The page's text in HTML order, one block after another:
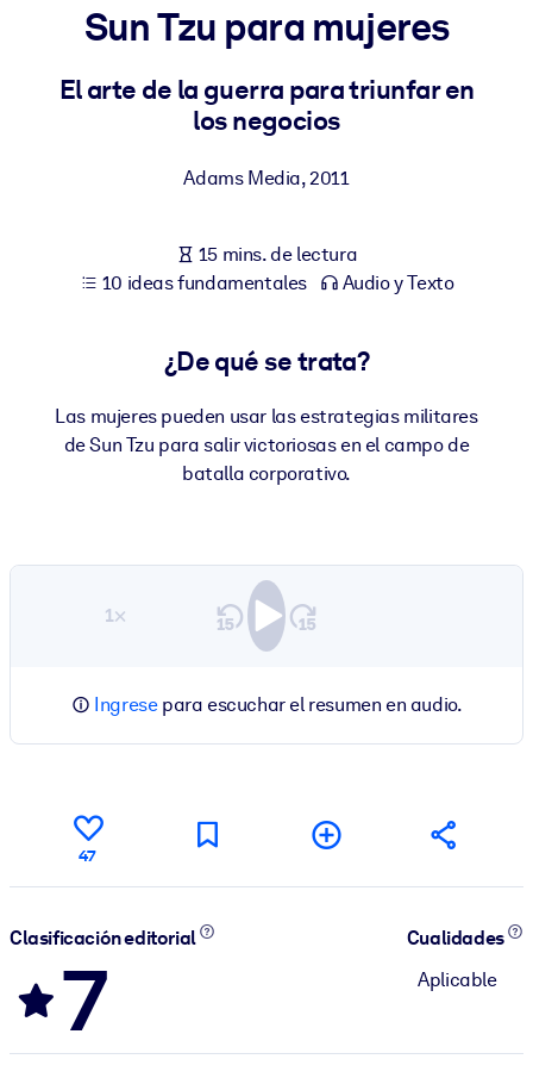
Para LMS/LXP
Integre conocimientos verificados y breves en su LMS/LXP para
Para bibliotecas corporativas
empresariales confiables y listos para usar.
estructurados para mejorar los resultados.
Sun Tzu para mujeres
El arte de la guerra para triunfar en
los negocios
Adams Media,2011
15 mins. de lectura
10 ideas fundamentales
Audio y Texto
¿De qué se trata?
Las mujeres pueden usar las estrategias militares
de Sun Tzu para salir victoriosas en el campo de
batalla corporativo.
1×
Ingresepara escuchar el resumen en audio.
47
Clasificación editorial
7
Cualidades
Aplicable